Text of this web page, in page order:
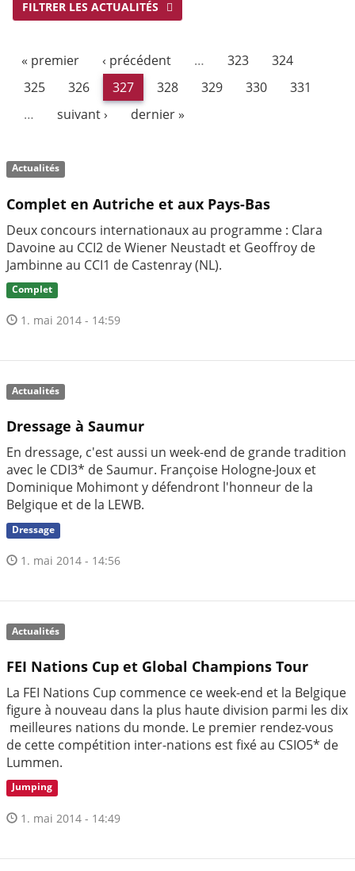
FILTRER LES ACTUALITÉS
« premier ‹ précédent … 323
324
325
326 327 328 329 330
331
…
suivant › dernier »
Actualités
Complet en Autriche et aux Pays-Bas
Deux concours internationaux au programme : Clara
Davoine au CCI2 de Wiener Neustadt et Geoffroy de
Jambinne au CCI1 de Castenray (NL).
Complet
1. mai 2014 - 14:59
Actualités
Dressage à Saumur
En dressage, c'est aussi un week-end de grande tradition
avec le CDI3* de Saumur. Françoise Hologne-Joux et
Dominique Mohimont y défendront l'honneur de la
Belgique et de la LEWB.
Dressage
1. mai 2014 - 14:56
Actualités
FEI Nations Cup et Global Champions Tour
La FEI Nations Cup commence ce week-end et la Belgique
figure à nouveau dans la plus haute division parmi les dix
meilleures nations du monde. Le premier rendez-vous
de cette compétition inter-nations est fixé au CSIO5* de
Lummen.
Jumping
1. mai 2014 - 14:49